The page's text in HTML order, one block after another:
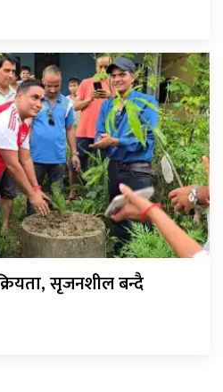
सृजनशील बन्दै